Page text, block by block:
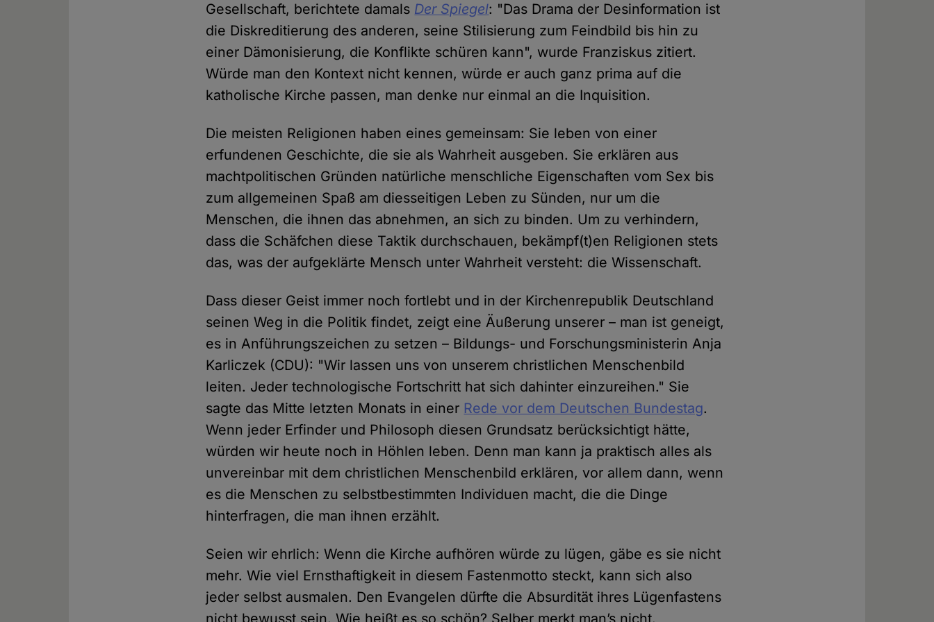
Gesellschaft, berichtete damals Der Spiegel: "Das Drama der Desinformation ist
die Diskreditierung des anderen, seine Stilisierung zum Feindbild bis hin zu
einer Dämonisierung, die Konflikte schüren kann", wurde Franziskus zitiert.
Würde man den Kontext nicht kennen, würde er auch ganz prima auf die
katholische Kirche passen, man denke nur einmal an die Inquisition.
Die meisten Religionen haben eines gemeinsam: Sie leben von einer
erfundenen Geschichte, die sie als Wahrheit ausgeben. Sie erklären aus
machtpolitischen Gründen natürliche menschliche Eigenschaften vom Sex bis
zum allgemeinen Spaß am diesseitigen Leben zu Sünden, nur um die
Menschen, die ihnen das abnehmen, an sich zu binden. Um zu verhindern,
dass die Schäfchen diese Taktik durchschauen, bekämpf(t)en Religionen stets
das, was der aufgeklärte Mensch unter Wahrheit versteht: die Wissenschaft.
Dass dieser Geist immer noch fortlebt und in der Kirchenrepublik Deutschland
seinen Weg in die Politik findet, zeigt eine Äußerung unserer – man ist geneigt,
es in Anführungszeichen zu setzen – Bildungs- und Forschungsministerin Anja
Karliczek (CDU): "Wir lassen uns von unserem christlichen Menschenbild
leiten. Jeder technologische Fortschritt hat sich dahinter einzureihen." Sie
sagte das Mitte letzten Monats in einer Rede vor dem Deutschen Bundestag.
Wenn jeder Erfinder und Philosoph diesen Grundsatz berücksichtigt hätte,
würden wir heute noch in Höhlen leben. Denn man kann ja praktisch alles als
unvereinbar mit dem christlichen Menschenbild erklären, vor allem dann, wenn
es die Menschen zu selbstbestimmten Individuen macht, die die Dinge
hinterfragen, die man ihnen erzählt.
Seien wir ehrlich: Wenn die Kirche aufhören würde zu lügen, gäbe es sie nicht
mehr. Wie viel Ernsthaftigkeit in diesem Fastenmotto steckt, kann sich also
jeder selbst ausmalen. Den Evangelen dürfte die Absurdität ihres Lügenfastens